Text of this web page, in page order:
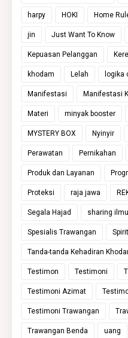
harpy HOKI Home
jin Just Want To Know
Kepuasan Pelanggan
khodam Lelah logika
Manifestasi Manifestasi
Materi minyak booster
MYSTERY BOX Nyinyir
Perawatan Pernikahan
Produk dan Layanan
Proteksi raja jawa
Segala Hajad sharing ilmu
Spesialis Trawangan
Tanda-tanda Kehadiran
Testimon Testimoni
Testimoni Azimat
Testimoni Trawangan
Trawangan Benda uang